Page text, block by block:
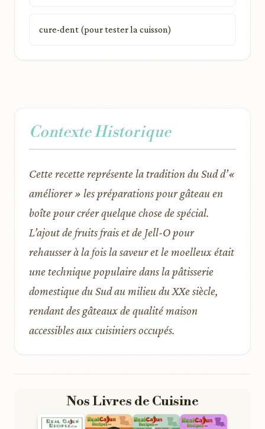
cure-dent (pour tester la cuisson)
Contexte Historique
Cette recette représente la tradition du Sud d’«
améliorer » les préparations pour gâteau en
boîte pour créer quelque chose de spécial.
L’ajout de fruits frais et de Jell-O pour
rehausser à la fois la saveur et le moelleux était
une technique populaire dans la pâtisserie
domestique du Sud au milieu du XXe siècle,
rendant des gâteaux de qualité maison
accessibles aux cuisiniers occupés.
Nos Livres de Cuisine